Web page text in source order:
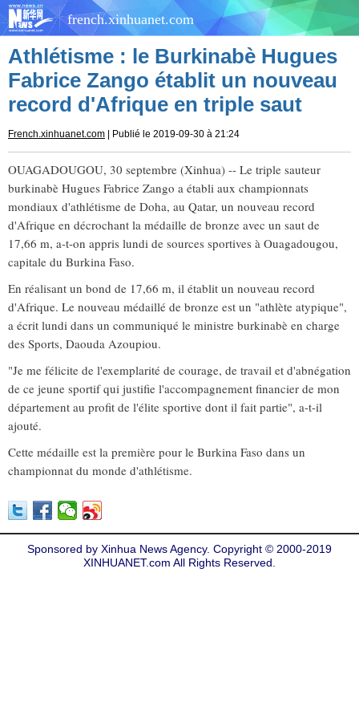
french.xinhuanet.com
Athlétisme : le Burkinabè Hugues
Fabrice Zango établit un nouveau
record d'Afrique en triple saut
French.xinhuanet.com | Publié le 2019-09-30 à 21:24
OUAGADOUGOU, 30 septembre (Xinhua) -- Le triple sauteur
burkinabè Hugues Fabrice Zango a établi aux championnats
mondiaux d'athlétisme de Doha, au Qatar, un nouveau record
d'Afrique en décrochant la médaille de bronze avec un saut de
17,66 m, a-t-on appris lundi de sources sportives à Ouagadougou,
capitale du Burkina Faso.
En réalisant un bond de 17,66 m, il établit un nouveau record
d'Afrique. Le nouveau médaillé de bronze est un "athlète atypique",
a écrit lundi dans un communiqué le ministre burkinabè en charge
des Sports, Daouda Azoupiou.
"Je me félicite de l'exemplarité de courage, de travail et d'abnégation
de ce jeune sportif qui justifie l'accompagnement financier de mon
département au profit de l'élite sportive dont il fait partie", a-t-il
ajouté.
Cette médaille est la première pour le Burkina Faso dans un
championnat du monde d'athlétisme.
Sponsored by Xinhua News Agency. Copyright © 2000-2019
XINHUANET.com All Rights Reserved.